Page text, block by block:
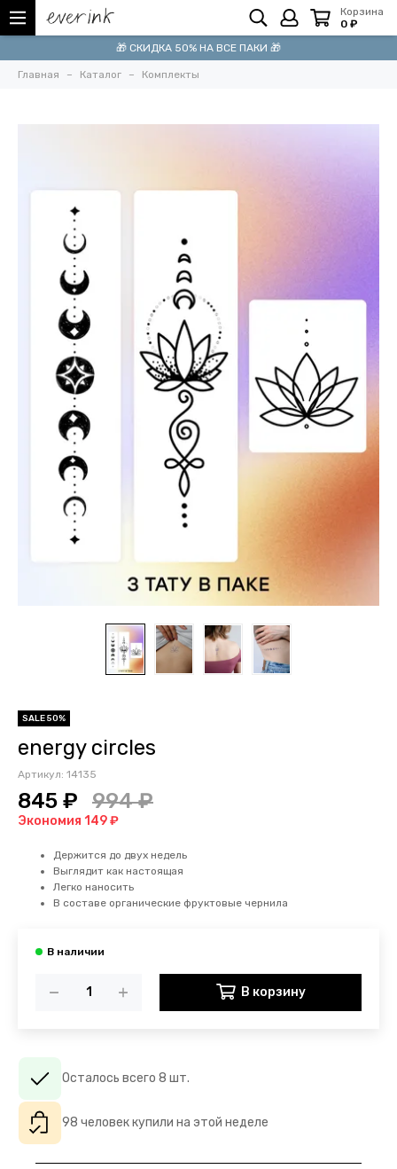
Корзина
0 ₽
🎁 СКИДКА 50% НА ВСЕ ПАКИ 🎁
Главная Каталог Комплекты
SALE 50%
energy circles
Артикул: 14135
845 ₽ 994 ₽
Экономия 149 ₽
Держится до двух недель
Выглядит как настоящая
Легко наносить
В составе органические фруктовые чернила
В корзину
Осталось всего 8 шт.
98 человек купили на этой неделе